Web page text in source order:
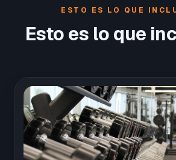
ESTO ES LO QUE
Esto es lo que